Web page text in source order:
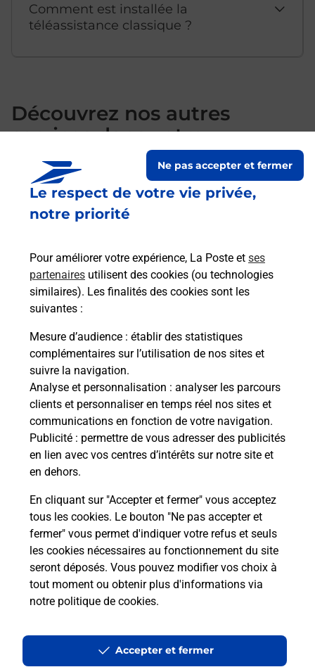
Le respect de votre vie privée,
notre priorité
Pour améliorer votre expérience, La Poste et ses
partenaires utilisent des cookies (ou technologies
similaires). Les finalités des cookies sont les
suivantes :
Mesure d’audience : établir des statistiques
complémentaires sur l’utilisation de nos sites et
suivre la navigation.
Analyse et personnalisation : analyser les parcours
clients et personnaliser en temps réel nos sites et
communications en fonction de votre navigation.
Publicité : permettre de vous adresser des publicités
en lien avec vos centres d’intérêts sur notre site et
en dehors.
En cliquant sur "Accepter et fermer" vous acceptez
tous les cookies. Le bouton "Ne pas accepter et
fermer" vous permet d'indiquer votre refus et seuls
les cookies nécessaires au fonctionnement du site
seront déposés. Vous pouvez modifier vos choix à
tout moment ou obtenir plus d'informations via
notre politique de cookies.
Ne pas accepter et fermer
Accepter et fermer
Comment est installée la
téléassistance classique ?
Découvrez nos autres
services dans votre
commune Frontignan
S'inscrire au code de la route
Vous cherchez à passer votre code de la route auto
ou moto dans la commune Frontignan ? Découvrez
toutes nos solutions.
En savoir plus
Localiser Liste
Liste - téléassistance
Hérault - téléassistance
Frontignan - téléassistance
Accessibilité : partiellement conforme